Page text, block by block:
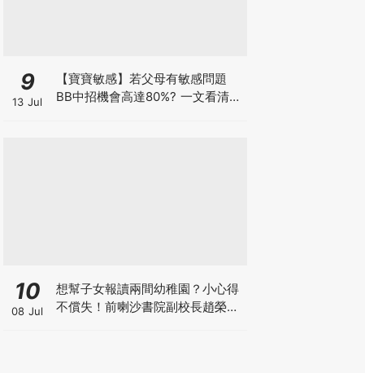
9
13 Jul
【寶寶敏感】若父母有敏感問題
BB中招機會高達80%? 一文看清預
10
08 Jul
想幫子女報讀兩間幼稚園？小心得
不償失！前喇沙書院副校長趙榮